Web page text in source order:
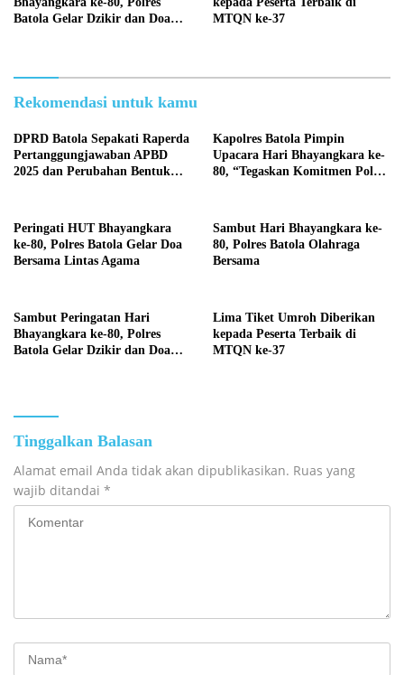
Batola Gelar Dzikir dan Doa
MTQN ke-37
Rekomendasi untuk kamu
DPRD Batola Sepakati Raperda
Pertanggungjawaban APBD
2025 dan Perubahan Bentuk
Kapolres Batola Pimpin
Upacara Hari Bhayangkara ke-
80, “Tegaskan Komitmen Polri
Peringati HUT Bhayangkara
ke-80, Polres Batola Gelar Doa
Bersama Lintas Agama
Sambut Hari Bhayangkara ke-
80, Polres Batola Olahraga
Bersama
Sambut Peringatan Hari
Bhayangkara ke-80, Polres
Batola Gelar Dzikir dan Doa
Lima Tiket Umroh Diberikan
kepada Peserta Terbaik di
MTQN ke-37
Tinggalkan Balasan
Alamat email Anda tidak akan dipublikasikan. Ruas yang
wajib ditandai *